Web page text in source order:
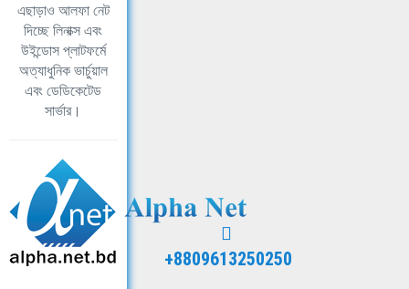
এছাড়াও আলফা নেট
দিচ্ছে লিনাক্স এবং
উইন্ডোস প্লাটফর্মে
অত্যাধুনিক ভার্চুয়াল
এবং ডেডিকেটেড
সার্ভার।
+8809613250250